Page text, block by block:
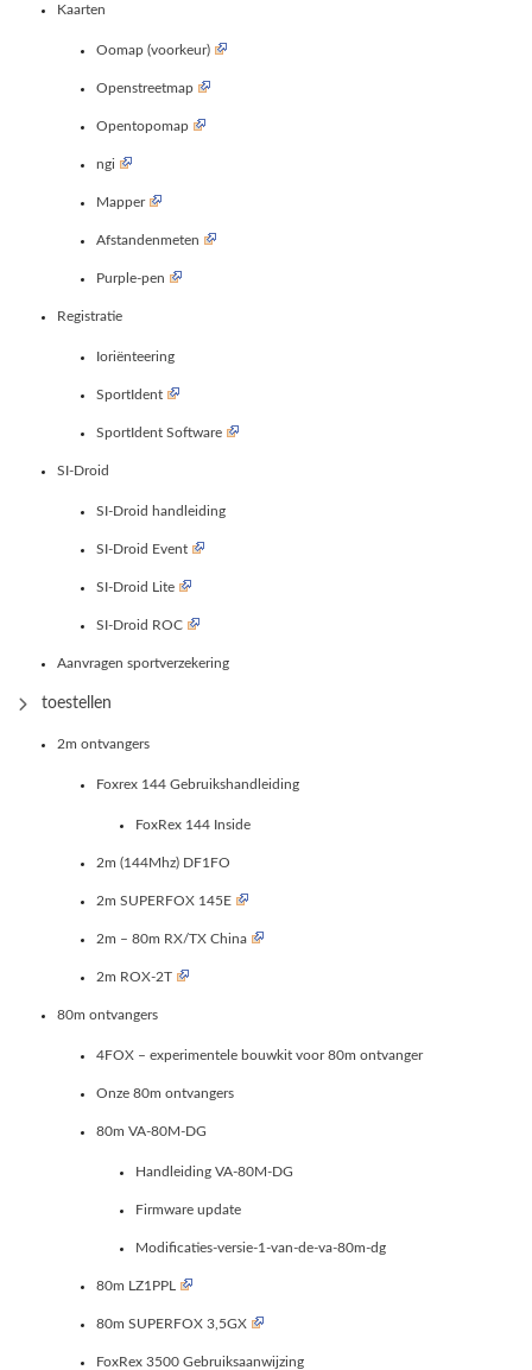
Kaarten
Oomap (voorkeur)
Openstreetmap
Opentopomap
ngi
Mapper
Afstandenmeten
Purple-pen
Registratie
Ioriënteering
SportIdent
SportIdent Software
SI-Droid
SI-Droid handleiding
SI-Droid Event
SI-Droid Lite
SI-Droid ROC
Aanvragen sportverzekering
toestellen
2m ontvangers
Foxrex 144 Gebruikshandleiding
FoxRex 144 Inside
2m (144Mhz) DF1FO
2m SUPERFOX 145E
2m – 80m RX/TX China
2m ROX-2T
80m ontvangers
4FOX – experimentele bouwkit voor 80m ontvanger
Onze 80m ontvangers
80m VA-80M-DG
Handleiding VA-80M-DG
Firmware update
Modificaties-versie-1-van-de-va-80m-dg
80m LZ1PPL
80m SUPERFOX 3,5GX
FoxRex 3500 Gebruiksaanwijzing